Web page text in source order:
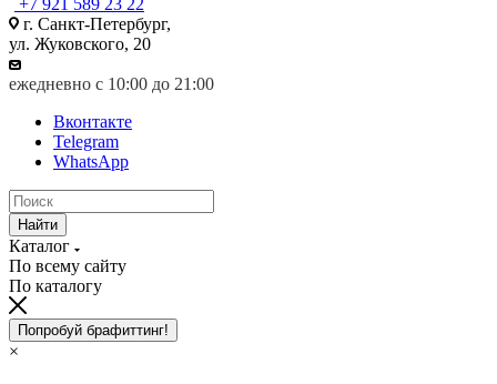
г. Санкт-Петербург,
ул. Жуковского, 20
ежедневно с 10:00 до 21:00
Вконтакте
Telegram
WhatsApp
Найти
Каталог
По всему сайту
По каталогу
Попробуй брафиттинг!
×